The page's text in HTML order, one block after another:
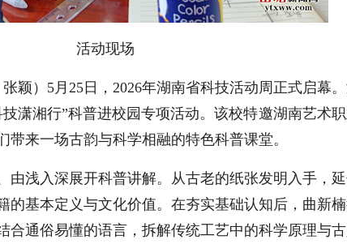
活动现场
张颖）5月25日，2026年湖南省科技活动周正式启幕。
潇湘行”科普进校园专项活动。该校特邀湖南艺术
来一场古韵与科学相融的特色科普课堂。
由浅入深展开科普讲解。从古老的纸张发明入手，
基本定义与文化价值。在夯实基础认知后， 曲新楠
合通俗易懂的语言，拆解传统工艺中的科学原理与